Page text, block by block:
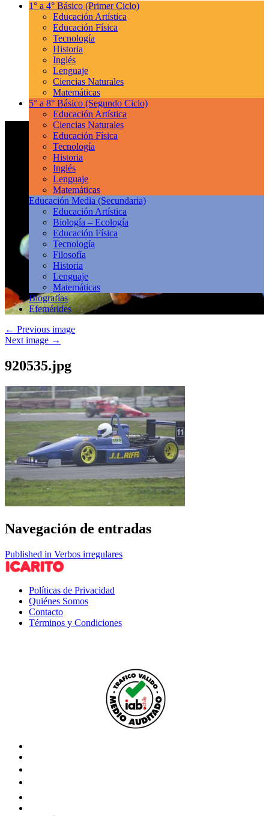
1° a 4° Básico (Primer Ciclo)
Educación Artística
Educación Física
Tecnología
Historia
Inglés
Lenguaje
Ciencias Naturales
Matemáticas
5° a 8° Básico (Segundo Ciclo)
Educación Artística
Ciencias Naturales
Educación Física
Tecnología
Historia
Inglés
Lenguaje
Matemáticas
Educación Media (Secundaria)
Educación Artística
Biología – Ecología
Educación Física
Tecnología
Filosofía
Historia
Lenguaje
Matemáticas
Biografías
Efemérides
← Previous image
Next image →
920535.jpg
Navegación de entradas
Published in Verbos irregulares
Políticas de Privacidad
Quiénes Somos
Contacto
Términos y Condiciones